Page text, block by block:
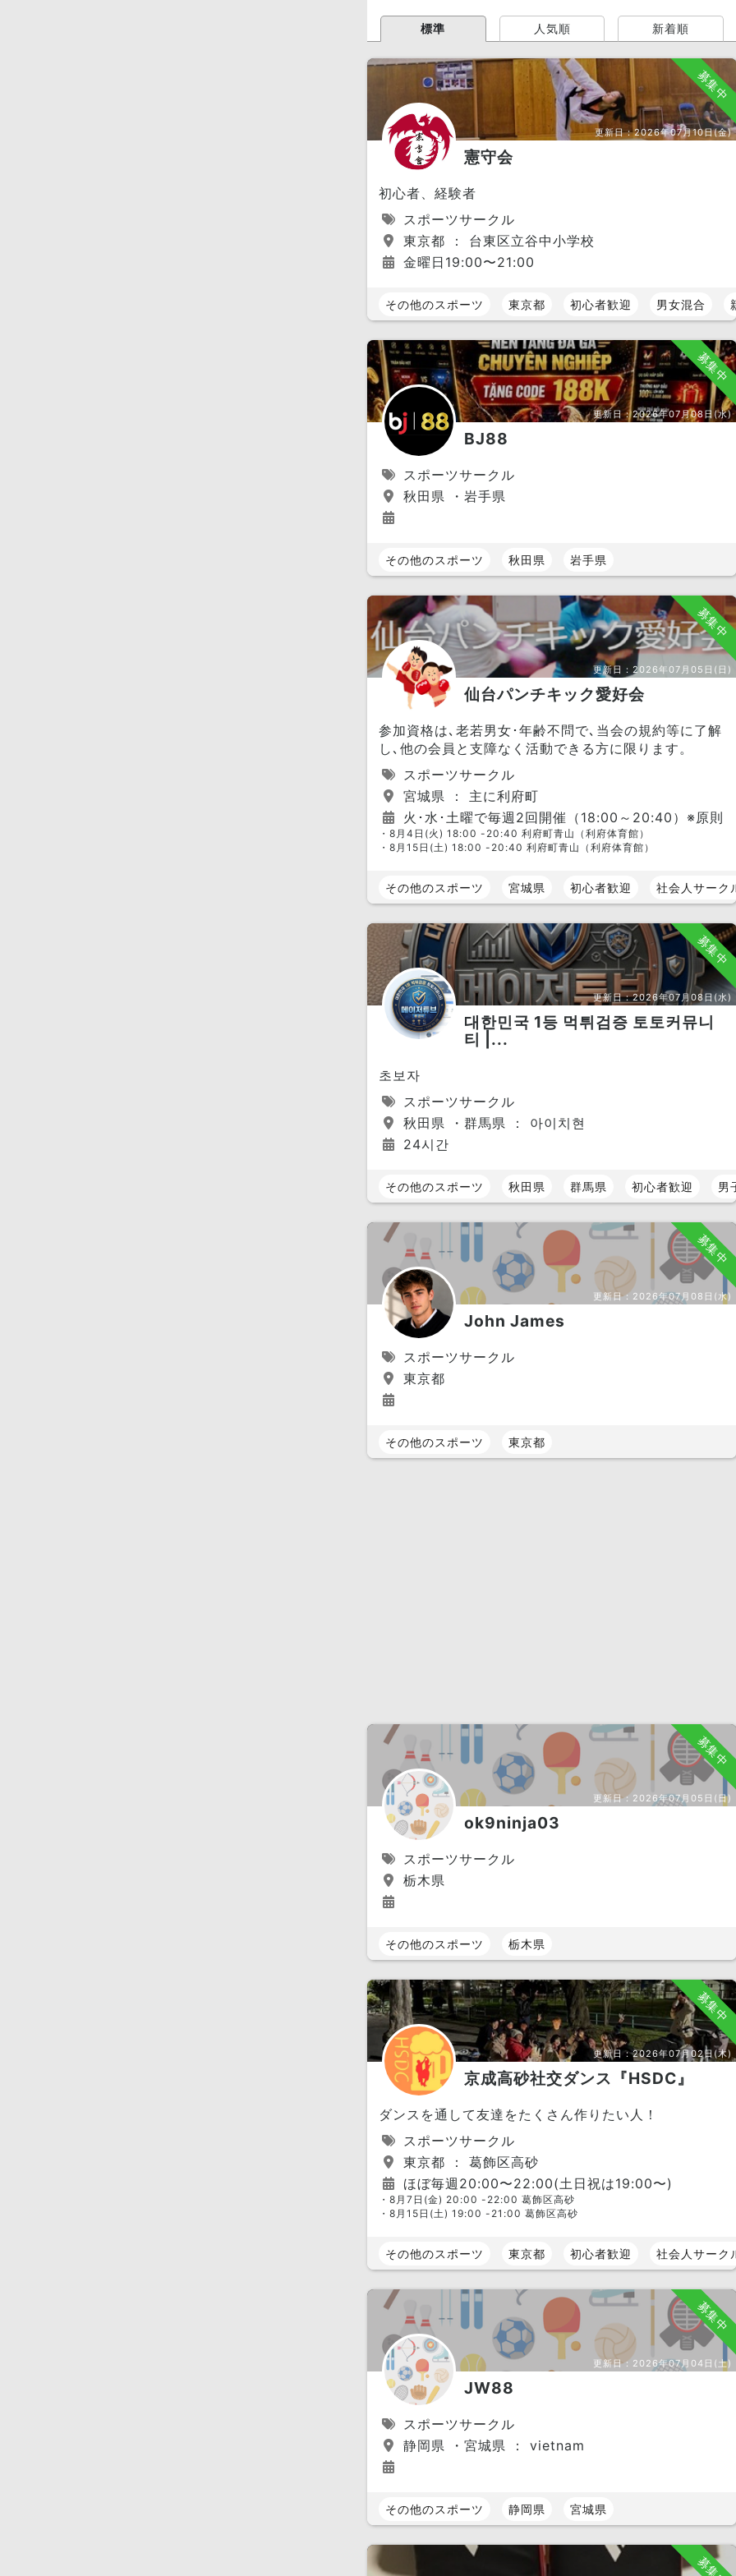
標準 人気順 新着順
募集中
更新日：2026年07月10日(金)
憲守会
初心者、経験者
スポーツサークル
東京都 ： 台東区立谷中小学校
金曜日19:00〜21:00
その他のスポーツ 東京都 初心者歓迎 男女混合
募集中
更新日：2026年07月08日(水)
BJ88
スポーツサークル
秋田県 ・岩手県
その他のスポーツ 秋田県 岩手県
募集中
更新日： 2026年07月05日(日)
仙台パンチキック愛好会
参加資格は､老若男女･年齢不問で､当会の規約等に了解
し､他の会員と支障なく活動できる方に限ります。
スポーツサークル
宮城県 ： 主に利府町
火･水･土曜で毎週2回開催（18:00～20:40）※原則
・8月4日(火) 18:00 -20:40 利府町青山（利府体育館）
・8月15日(土) 18:00 -20:40 利府町青山（利府体育館）
その他のスポーツ 宮城県 初心者歓迎 社会人サークル
募集中
更新日：2026年07月08日(水)
대한민국 1등 먹튀검증 토토커뮤니
티 |...
초보자
スポーツサークル
秋田県 ・群馬県 ： 아이치현
24시간
その他のスポーツ 秋田県 群馬県 初心者歓迎 男
募集中
更新日： 2026年07月08日(水)
John James
スポーツサークル
東京都
その他のスポーツ 東京都
募集中
更新日： 2026年07月05日(日)
ok9ninja03
スポーツサークル
栃木県
その他のスポーツ 栃木県
募集中
更新日：2026年07月02日(木)
京成高砂社交ダンス『HSDC』
ダンスを通して友達をたくさん作りたい人！
スポーツサークル
東京都 ： 葛飾区高砂
ほぼ毎週20:00〜22:00(土日祝は19:00〜)
・8月7日(金) 20:00 -22:00 葛飾区高砂
・8月15日(土) 19:00 -21:00 葛飾区高砂
その他のスポーツ 東京都 初心者歓迎 社会人サークル
募集中
更新日： 2026年07月04日(土)
JW88
スポーツサークル
静岡県 ・宮城県 ： vietnam
その他のスポーツ 静岡県 宮城県